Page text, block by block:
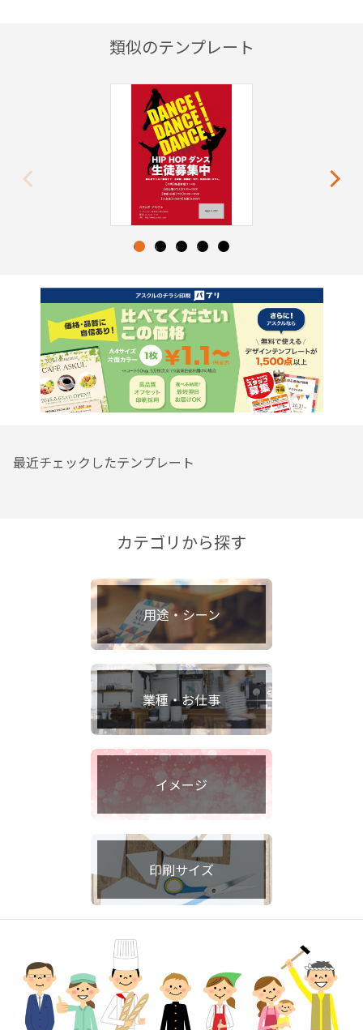
類似のテンプレート
Next
1 2 3 4 5
最近チェックしたテンプレート
カテゴリから探す
用途・シーン
業種・お仕事
イメージ
印刷サイズ